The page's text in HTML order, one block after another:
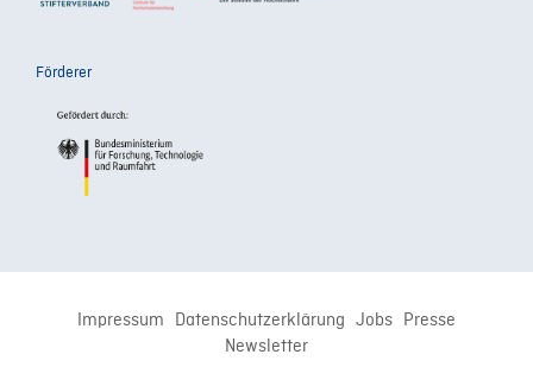
Förderer
Impressum Datenschutzerklärung Jobs Presse
Newsletter